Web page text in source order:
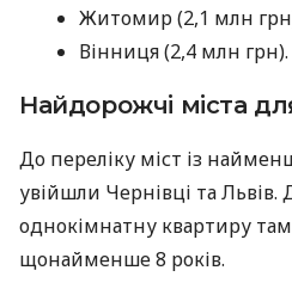
Житомир (2,1 млн
Вінниця (2,4 млн грн).
Найдорожчі міста
До переліку міст із
увійшли Чернівці та
однокімнатну квартиру
щонайменше 8 років.